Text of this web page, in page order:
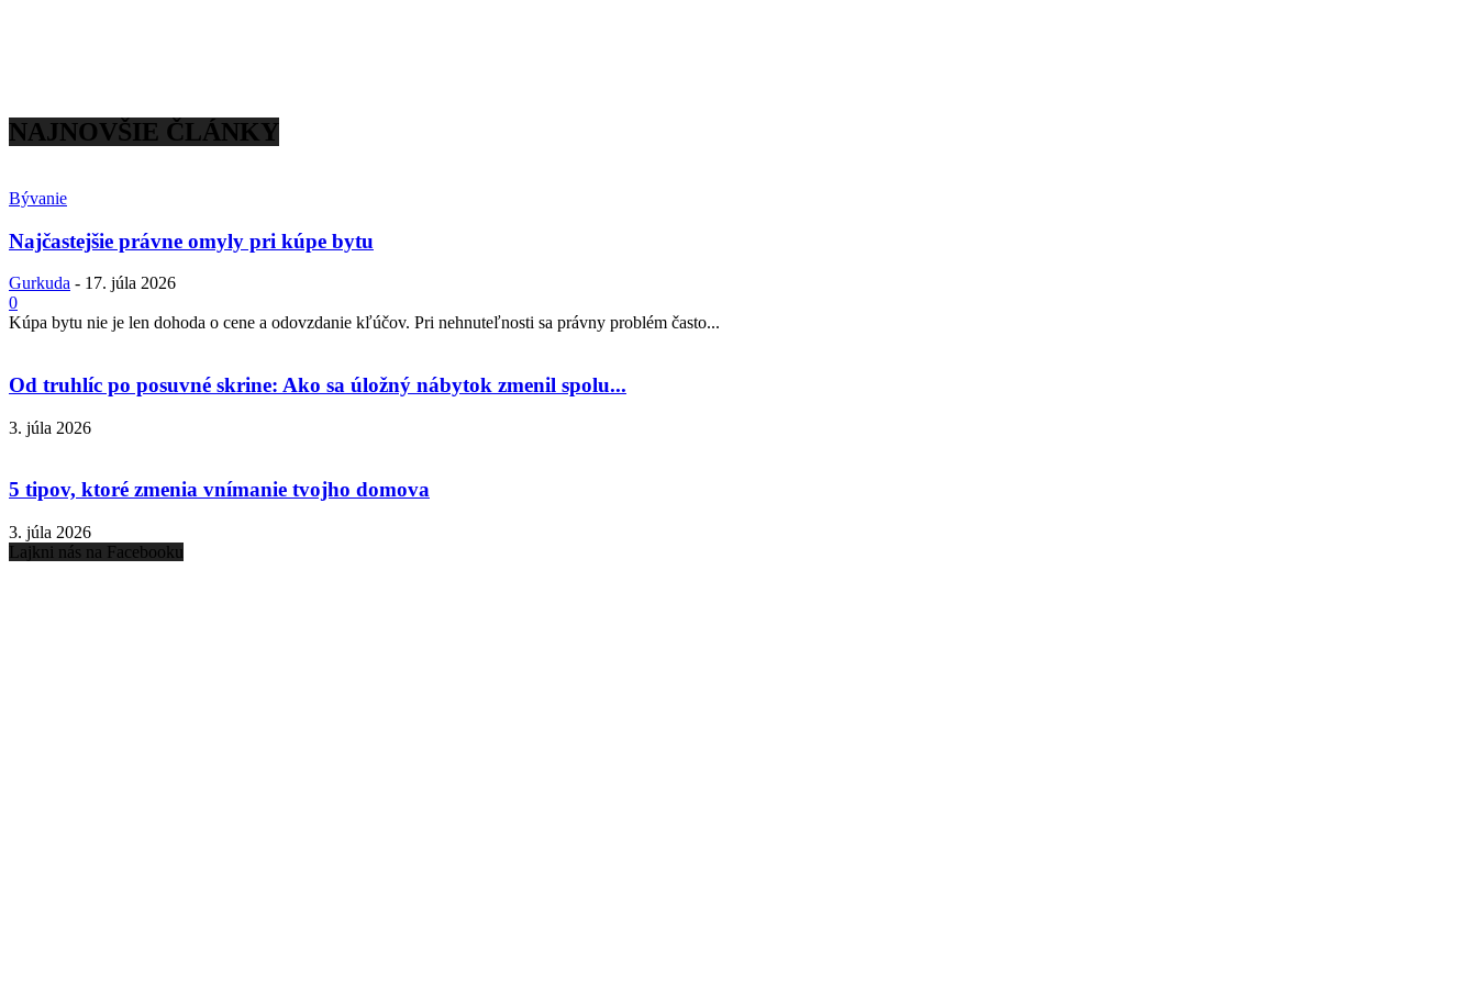
NAJNOVŠIE ČLÁNKY
Bývanie
Najčastejšie právne omyly pri kúpe bytu
Gurkuda - 17. júla 2026
0
Kúpa bytu nie je len dohoda o cene a odovzdanie kľúčov. Pri nehnuteľnosti sa právny problém často...
Od truhlíc po posuvné skrine: Ako sa úložný nábytok zmenil spolu...
3. júla 2026
5 tipov, ktoré zmenia vnímanie tvojho domova
3. júla 2026
Lajkni nás na Facebooku